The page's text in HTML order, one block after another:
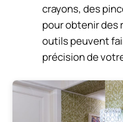
crayons, des
pour obtenir des
outils peuvent
précision de